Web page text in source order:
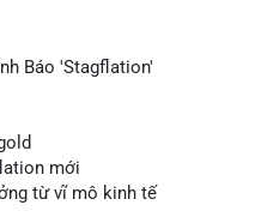
Báo 'Stagflation'
mới
từ vĩ mô kinh tế